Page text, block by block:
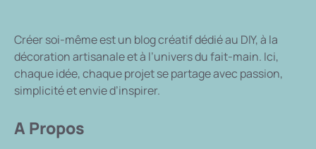
Créer soi-mêmeest un blog créatif dédié au DIY, à la
décoration artisanale et à l’univers du fait-main. Ici,
chaque idée, chaque projet se partage avec passion,
simplicité et envie d’inspirer.
A Propos